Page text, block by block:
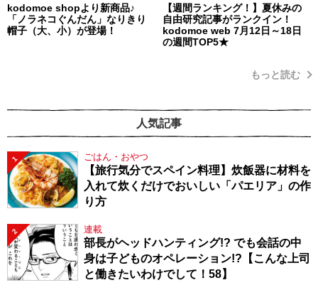
kodomoe shopより新商品♪
「ノラネコぐんだん」なりきり
帽子（大、小）が登場！
【週間ランキング！】夏休みの
自由研究記事がランクイン！
kodomoe web 7月12日～18日
の週間TOP5★
もっと読む
人気記事
1 ごはん・おやつ
【旅行気分でスペイン料理】炊飯器に材料を
入れて炊くだけでおいしい「パエリア」の作
り方
2 連載
部長がヘッドハンティング!? でも会話の中
身は子どものオペレーション!?【こんな上司
と働きたいわけでして！58】